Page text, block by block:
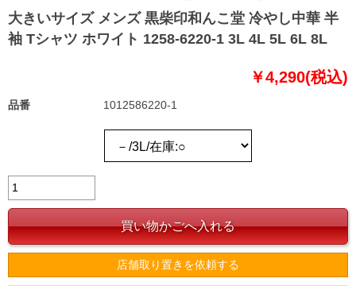
大きいサイズ メンズ 黒柴印和んこ堂 冷やし中華 半
袖 Tシャツ ホワイト 1258-6220-1 3L 4L 5L 6L 8L
￥4,290(税込)
品番 1012586220-1
店舗取り置きを依頼する